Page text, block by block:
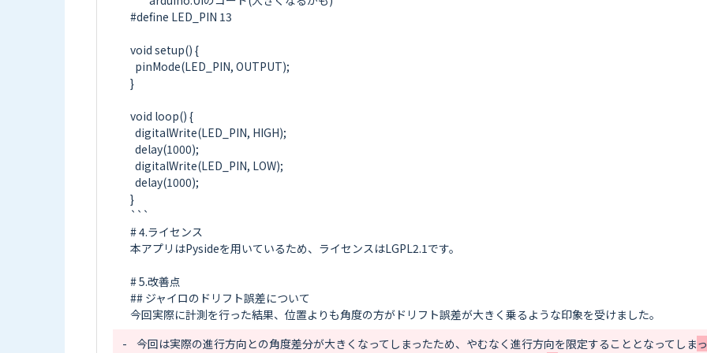
#define LED_PIN 13
void setup() {
}
void loop() {
}
```
# 4.ライセンス
本アプリはPysideを用いているため、ライセンスはLGPL2.1です。
# 5.改善点
## ジャイロのドリフト誤差について
-
今回は実際の進行方向との角度差分が大きくなってしまったため、やむなく進行方向を限定することとなってしまっ